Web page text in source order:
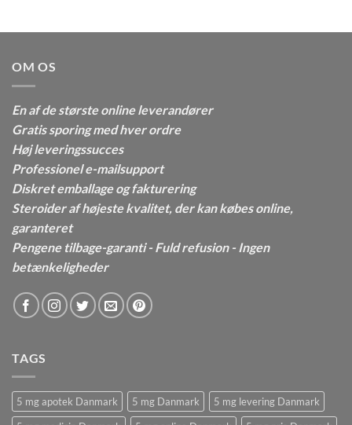
OM OS
En af de største online leverandører
Gratis sporing med hver ordre
Høj leveringssucces
Professionel e-mailsupport
Diskret emballage og fakturering
Steroider af højeste kvalitet, der kan købes online,
garanteret
Pengene tilbage-garanti - Fuld refusion - Ingen
betænkeligheder
TAGS
5 mg apotek Danmark 5 mg Danmark
5 mg levering Danmark